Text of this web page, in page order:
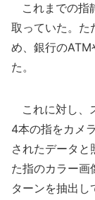
これまでの指
取っていた。た
め、銀行の
た。
これに対し、
4本の指をカメ
されたデータと
た指のカラー画
ターンを抽出し